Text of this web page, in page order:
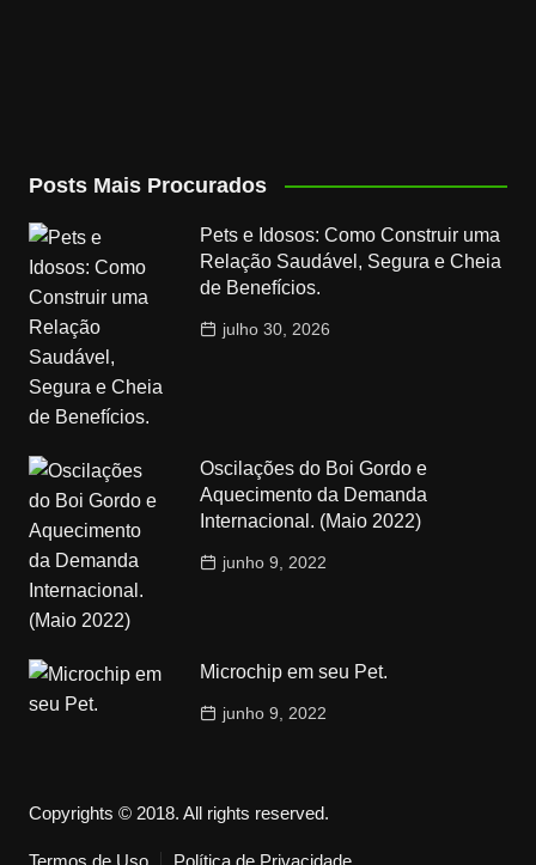
Posts Mais Procurados
Pets e Idosos: Como Construir uma
Relação Saudável, Segura e Cheia
de Benefícios.
julho 30, 2026
Oscilações do Boi Gordo e
Aquecimento da Demanda
Internacional. (Maio 2022)
junho 9, 2022
Microchip em seu Pet.
junho 9, 2022
Copyrights © 2018. All rights reserved.
Termos de Uso Política de Privacidade